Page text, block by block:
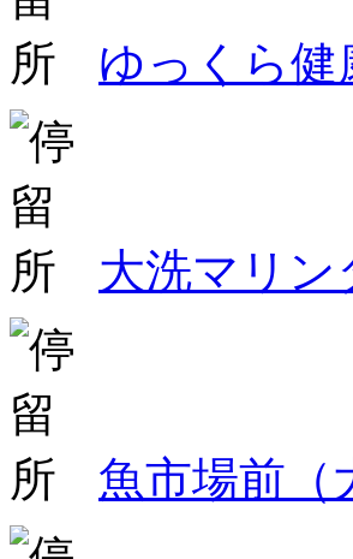
ゆっくら健
大洗マリン
魚市場前（